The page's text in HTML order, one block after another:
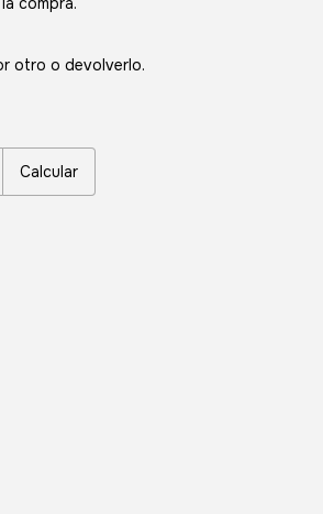
otro o devolverlo.
Calcular